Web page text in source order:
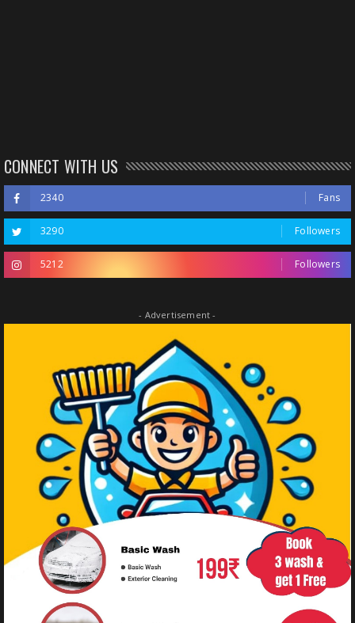
CONNECT WITH US
2340 Fans
3290 Followers
5212 Followers
- Advertisement -